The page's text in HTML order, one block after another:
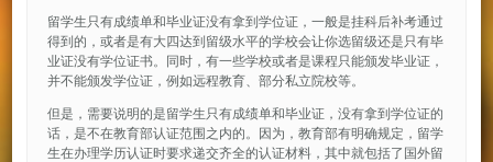
留学生只有成绩单和毕业证没有拿到学位证，一般是挂科后补考通过
得到的，或者是有大四达到留级水平的学校会让你选留级还是只有毕
业证没有学位证书。同时，有一些学校或者是课程只能颁发毕业证，
并不能颁发学位证，例如远程教育、部分私立院校等。
但是，需要说明的是留学生只有成绩单和毕业证，没有拿到学位证的
话，是不在教育部认证范围之内的。因为，教育部有明确规定，留学
生在办理学历认证时要求递交齐全的认证材料，其中就包括了国外留